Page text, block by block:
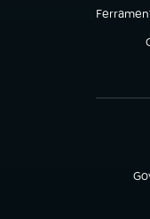
(abre em